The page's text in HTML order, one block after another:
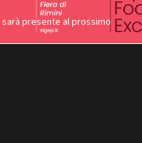
sarà presente al prossimo